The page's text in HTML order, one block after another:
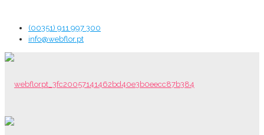
(00351) 911 997 300
info@webflor.pt